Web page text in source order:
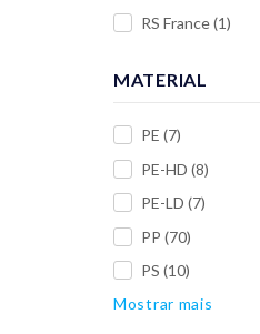
RS France(1)
MATERIAL
PE (7)
PE-HD (8)
PE-LD (7)
PP (70)
PS (10)
Mostrar mais